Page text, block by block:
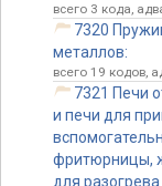
всего 3 кода,
7320
металлов:
всего 19 кодов,
7321 Печи
и печи для
фритюрницы,
для